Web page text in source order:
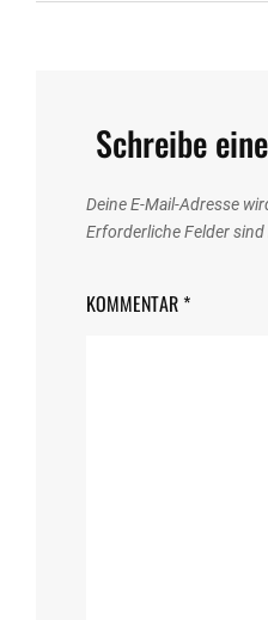
Schreibe
Deine E-Mail-Adresse
Erforderliche Felder
KOMMENTAR *